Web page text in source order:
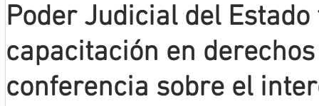
Mineros LNBP
Poder Judicial del
capacitación en
conferencia sobre el